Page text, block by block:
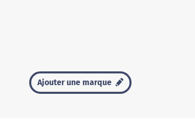
Ajouter une marque